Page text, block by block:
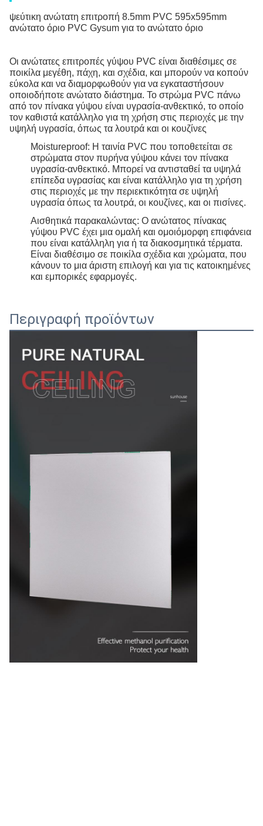
ψεύτικη ανώτατη επιτροπή 8.5mm PVC 595x595mm
ανώτατο όριο PVC Gysum για το ανώτατο όριο
Οι ανώτατες επιτροπές γύψου PVC είναι διαθέσιμες σε
ποικίλα μεγέθη, πάχη, και σχέδια, και μπορούν να κοπούν
εύκολα και να διαμορφωθούν για να εγκαταστήσουν
οποιοδήποτε ανώτατο διάστημα. Το στρώμα PVC πάνω
από τον πίνακα γύψου είναι υγρασία-ανθεκτικό, το οποίο
τον καθιστά κατάλληλο για τη χρήση στις περιοχές με την
υψηλή υγρασία, όπως τα λουτρά και οι κουζίνες
Moistureproof: Η ταινία PVC που τοποθετείται σε
στρώματα στον πυρήνα γύψου κάνει τον πίνακα
υγρασία-ανθεκτικό. Μπορεί να αντισταθεί τα υψηλά
επίπεδα υγρασίας και είναι κατάλληλο για τη χρήση
στις περιοχές με την περιεκτικότητα σε υψηλή
υγρασία όπως τα λουτρά, οι κουζίνες, και οι πισίνες.
Αισθητικά παρακαλώντας: Ο ανώτατος πίνακας
γύψου PVC έχει μια ομαλή και ομοιόμορφη επιφάνεια
που είναι κατάλληλη για ή τα διακοσμητικά τέρματα.
Είναι διαθέσιμο σε ποικίλα σχέδια και χρώματα, που
κάνουν το μια άριστη επιλογή και για τις κατοικημένες
και εμπορικές εφαρμογές.
Περιγραφή προϊόντων